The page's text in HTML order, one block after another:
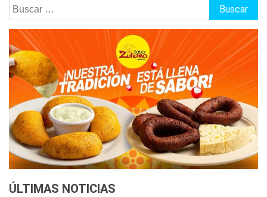
Buscar:
ÚLTIMAS NOTICIAS